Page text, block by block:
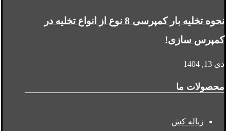
نحوه تخلیه بار کمپرسی 8 نوع از انواع تخلیه در
کمپرس سازی!
دی 13, 1404
محصولات ما
زباله کش